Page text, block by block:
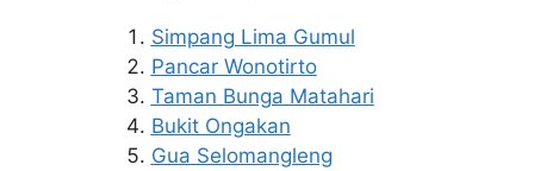
Simpang Lima Gumul
Pancar Wonotirto
Taman Bunga Matahari
Bukit Ongakan
Gua Selomangleng